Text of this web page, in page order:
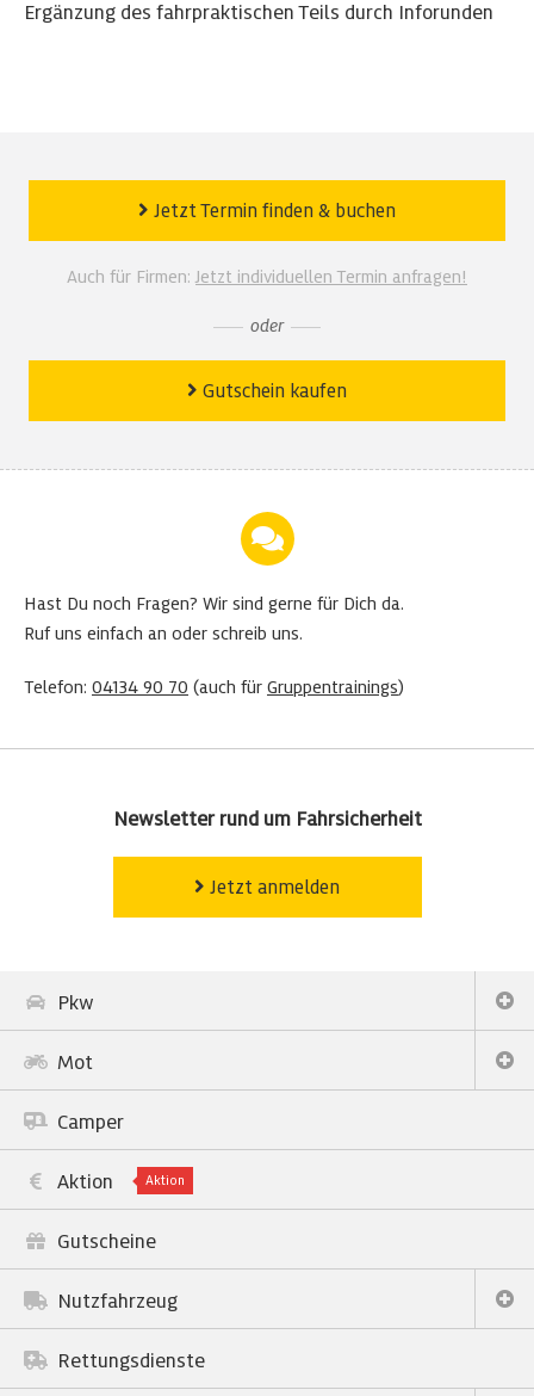
Ergänzung des fahrpraktischen Teils durch Inforunden
Jetzt Termin finden & buchen
Auch für Firmen: Jetzt individuellen Termin anfragen!
oder
Gutschein kaufen
Hast Du noch Fragen? Wir sind gerne für Dich da.
Ruf uns einfach an oder schreib uns.
Telefon: 04134 90 70 (auch für Gruppentrainings)
Newsletter rund um Fahrsicherheit
Jetzt anmelden
Pkw
Mot
Camper
Aktion Aktion
Gutscheine
Nutzfahrzeug
Rettungsdienste